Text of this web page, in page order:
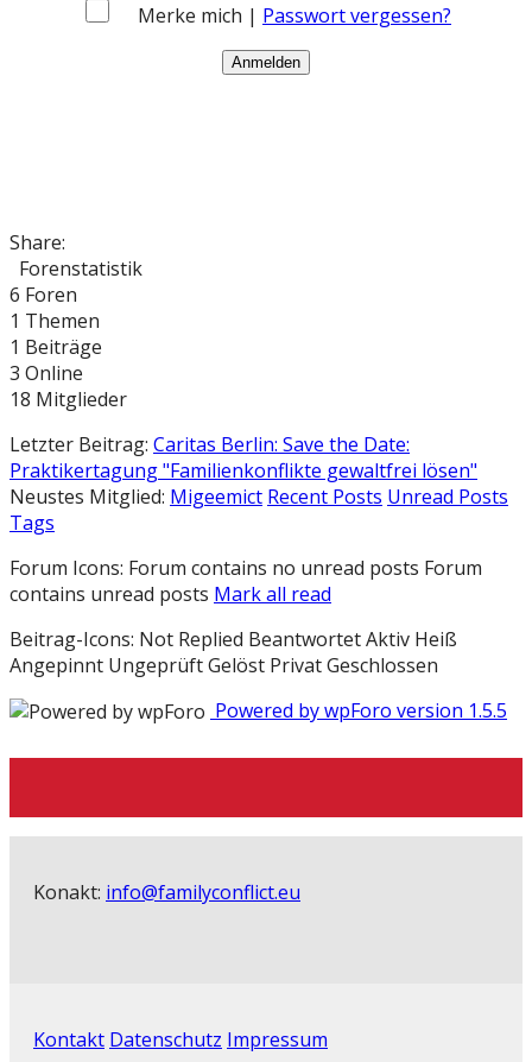
Merke mich | Passwort vergessen?
Share:
Forenstatistik
6 Foren
1 Themen
1 Beiträge
3 Online
18 Mitglieder
Letzter Beitrag: Caritas Berlin: Save the Date:
Praktikertagung "Familienkonflikte gewaltfrei lösen"
Neustes Mitglied: Migeemict Recent Posts Unread Posts
Tags
Forum Icons: Forum contains no unread posts Forum
contains unread posts Mark all read
Beitrag-Icons: Not Replied BeantwortetAktiv Heiß
Angepinnt UngeprüftGelöst PrivatGeschlossen
Powered by wpForo version 1.5.5
Konakt: info@familyconflict.eu
Kontakt Datenschutz Impressum